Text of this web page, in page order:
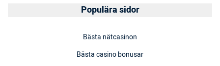
Populära sidor
Bästa nätcasinon
Bästa casino bonusar